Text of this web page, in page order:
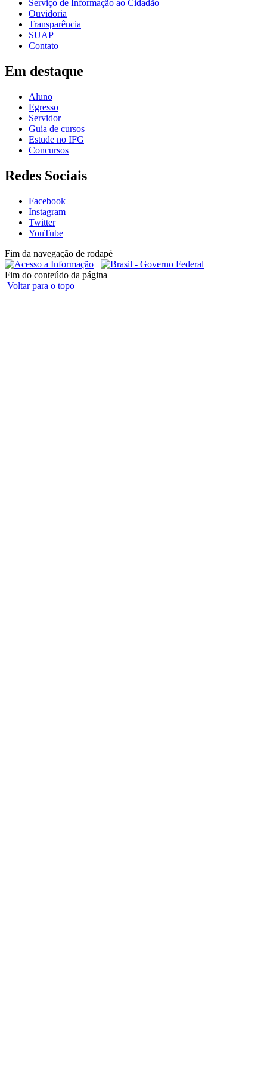
Serviço de Informação ao Cidadão
Ouvidoria
Transparência
SUAP
Contato
Em destaque
Aluno
Egresso
Servidor
Guia de cursos
Estude no IFG
Concursos
Redes Sociais
Facebook
Instagram
Twitter
YouTube
Fim da navegação de rodapé
Fim do conteúdo da página
Voltar para o topo